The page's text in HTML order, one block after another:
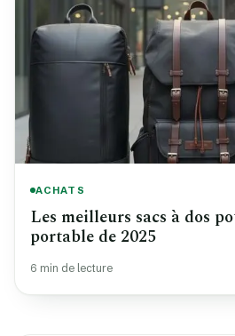
ACHATS
Les meilleurs sacs à dos
portable de 2025
6 min de lecture